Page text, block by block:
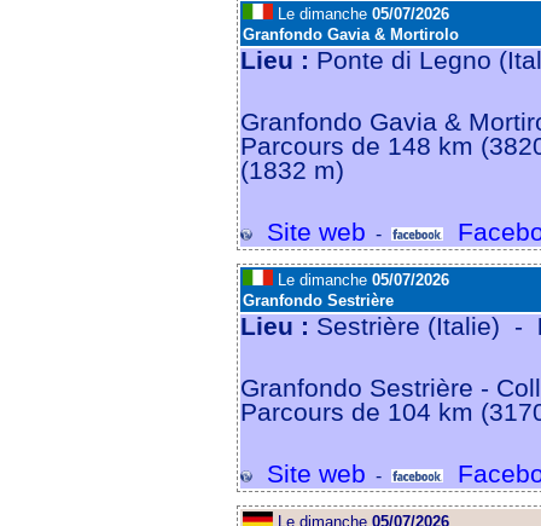
Le dimanche 05/07/2026
Granfondo Gavia & Mortirolo
Lieu : Ponte di Legno
Granfondo Gavia &
Parcours de 148 km
(1832 m)
Site web -
Le dimanche 05/07/2026
Granfondo Sestrière
Lieu : Sestrière (Italie) -
Granfondo Sestrière -
Parcours de 104 km
Site web -
Le dimanche 05/07/2026